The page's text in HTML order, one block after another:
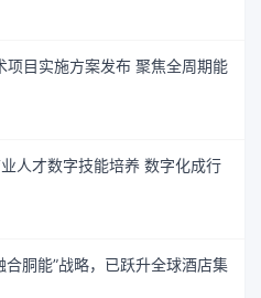
目实施方案发布 聚焦全周期能
人才数字技能培养 数字化成行
胴能”战略，已跃升全球酒店集